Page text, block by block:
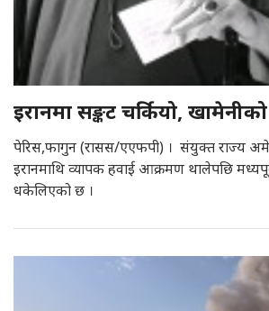
इरानमा सङ्कट चर्कियो, खामेनीको
पेरिस,फागुन (रासस/एएफपी) । संयुक्त राज्य
इरानमाथि व्यापक हवाई आक्रमण थालेपछि
धकेलिएको छ ।